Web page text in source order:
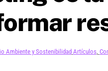
Ambiente y Sostenibilidad Artículos,